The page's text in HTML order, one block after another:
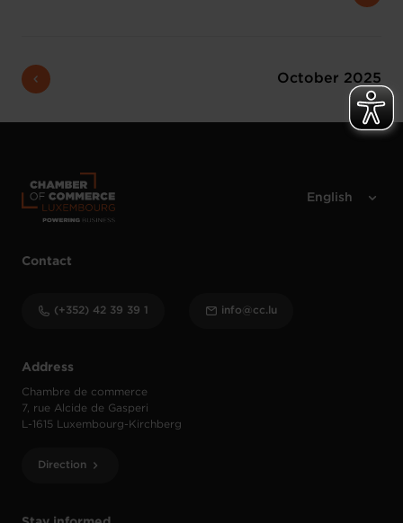
October 2025
Address
Chambre de commerce
7, rue Alcide de Gasperi
L-1615 Luxembourg-Kirchberg
Direction
Contact
(+352) 42 39 39 1 info@cc.lu